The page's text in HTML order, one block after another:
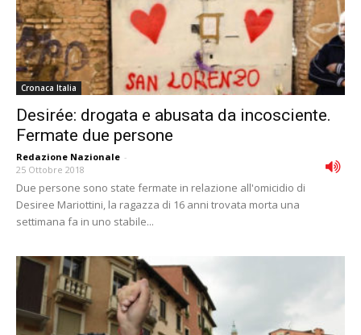
Cronaca Italia
Desirée: drogata e abusata da incosciente.
Fermate due persone
Redazione Nazionale -
25 Ottobre 2018
Due persone sono state fermate in relazione all'omicidio di
Desiree Mariottini, la ragazza di 16 anni trovata morta una
settimana fa in uno stabile...